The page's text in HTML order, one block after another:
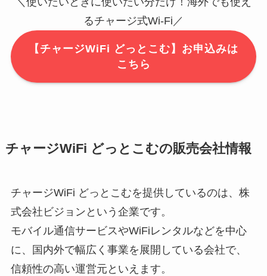
るチャージ式Wi-Fi／
【チャージWiFi どっとこむ】お申込みは
こちら
チャージWiFi どっとこむの販売会社情報
チャージWiFi どっとこむを提供しているのは、株
式会社ビジョンという企業です。
モバイル通信サービスやWiFiレンタルなどを中心
に、国内外で幅広く事業を展開している会社で、
信頼性の高い運営元といえます。